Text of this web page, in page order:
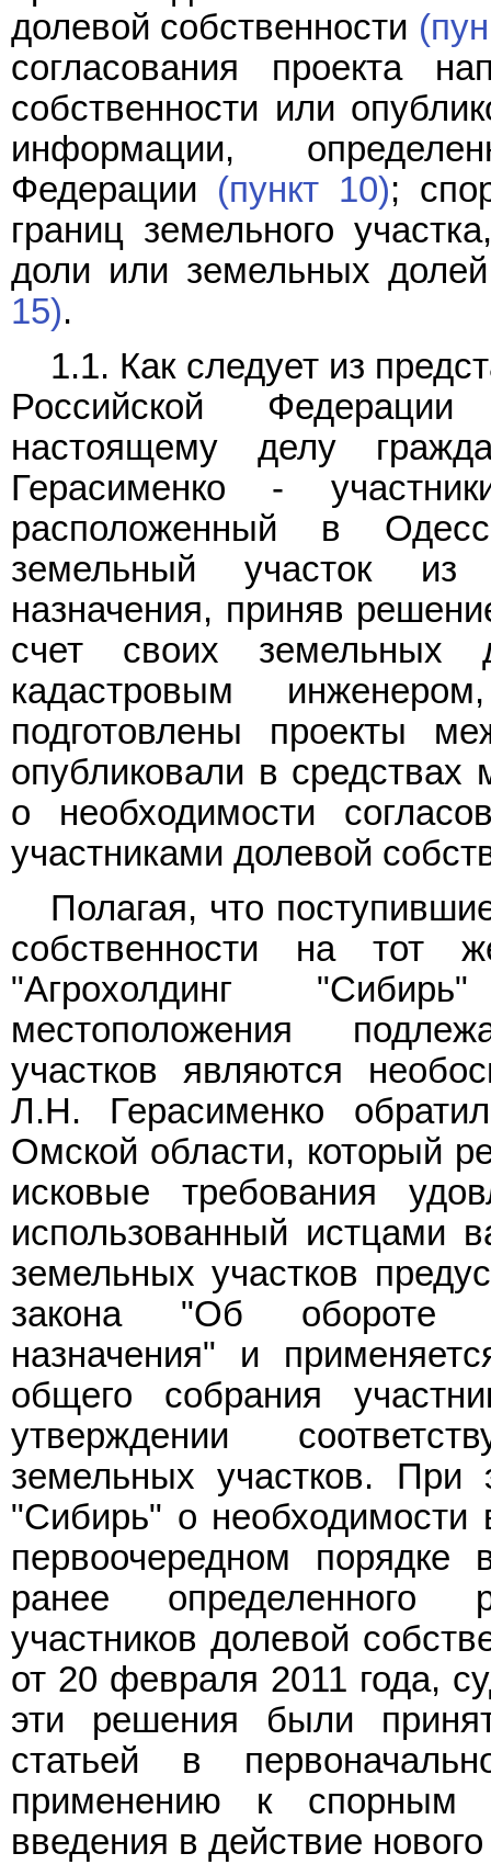
долевой собственности
согласования проекта
собственности или
информации,
Федерации (пункт 10);
границ земельного
доли или земельных
15).
1.1. Как следует из
Российской
настоящему делу
Герасименко -
расположенный в
земельный участок из
назначения, приняв
счет своих земельных
кадастровым
подготовлены проекты
опубликовали в
о необходимости
участниками долевой
Полагая, что
собственности на
"Агрохолдинг
местоположения
участков являются
Л.Н. Герасименко
Омской области, который
исковые требования
использованный истцами
земельных участков
закона "Об обороте
назначения" и
общего собрания
утверждении
земельных участков.
"Сибирь" о необходимости
первоочередном порядке
ранее определенного
участников долевой
от 20 февраля 2011 года,
эти решения были
статьей в
применению к спорным
введения в действие